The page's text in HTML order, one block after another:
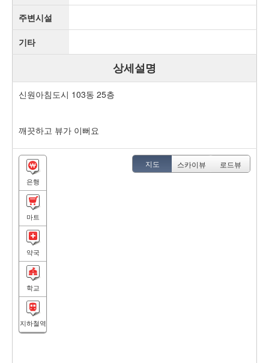
주변시설
기타
상세설명
신원아침도시 103동 25층
깨끗하고 뷰가 이뻐요
지도 스카이뷰 로드뷰
은행
마트
약국
학교
지하철역